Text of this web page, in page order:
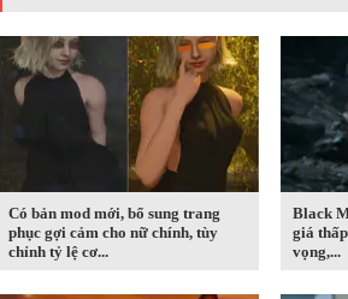
Có bản mod mới, bổ sung trang
phục gợi cảm cho nữ chính, tùy
chỉnh tỷ lệ cơ...
Black
giá
vọng,...